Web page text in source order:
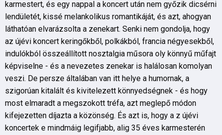
karmestert, és egy nappal a koncert után nem győzik dicsérni
lendületét, kissé melankolikus romantikáját, és azt, ahogyan
láthatóan elvarázsolta a zenekart. Senki nem gondolja, hogy
az újévi koncert keringőkből, polkákból, francia négyesekből,
indulókból összeállított nosztalgia műsora oly könnyű műfajt
képviselne - és a nevezetes zenekar is halálosan komolyan
veszi. De persze általában van itt helye a humornak, a
szigorúan kitalált és kivitelezett könnyedségnek - és hogy
most elmaradt a megszokott tréfa, azt meglepő módon
kifejezetten díjazta a közönség. És azt is, hogy a z újévi
koncertek e mindmáig legifjabb, alig 35 éves karmesterén